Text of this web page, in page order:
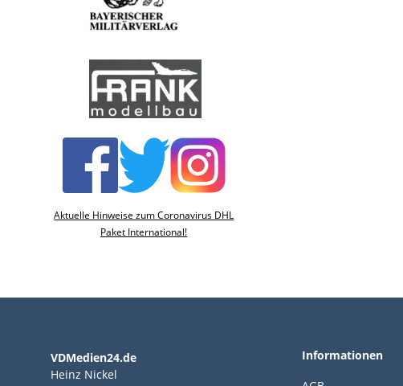
Aktuelle Hinweise zum Coronavirus DHL
Paket International!
VDMedien24.de
Heinz Nickel
Informationen